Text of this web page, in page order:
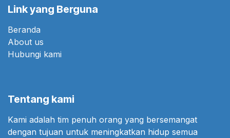
Link yang Berguna
Beranda
About us
Hubungi kami
Tentang kami
Kami adalah tim penuh orang yang bersemangat
dengan tujuan untuk meningkatkan hidup semua